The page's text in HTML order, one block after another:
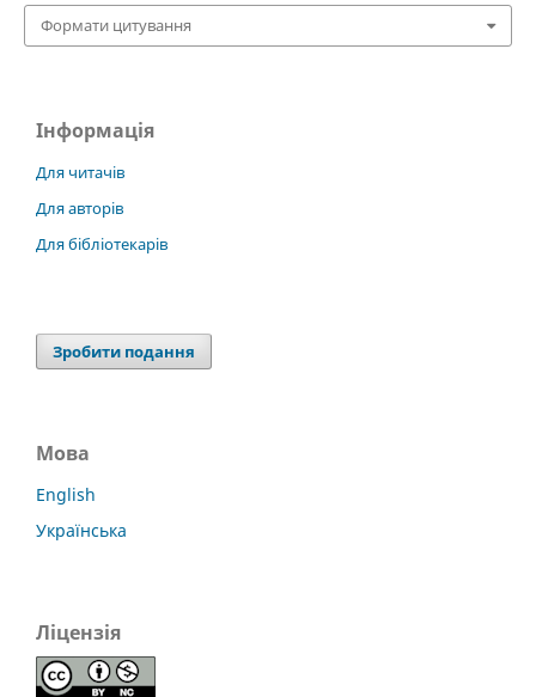
Формати цитування
Інформація
Для читачів
Для авторів
Для бібліотекарів
Зробити подання
Мова
English
Українська
Ліцензія